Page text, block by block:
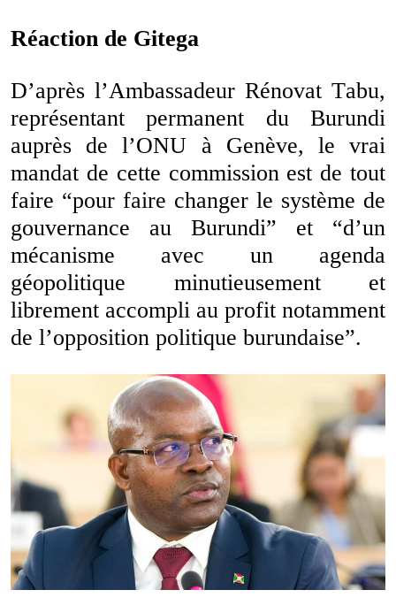
Réaction de Gitega
D’après l’Ambassadeur Rénovat Tabu,
représentant permanent du Burundi
auprès de l’ONU à Genève, le vrai
mandat de cette commission est de tout
faire “pour faire changer le système de
gouvernance au Burundi” et “d’un
mécanisme avec un agenda
géopolitique minutieusement et
librement accompli au profit notamment
de l’opposition politique burundaise”.